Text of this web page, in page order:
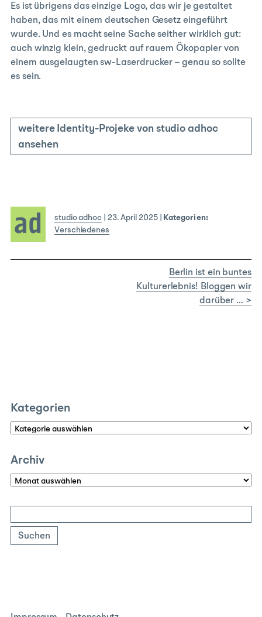
Es ist übrigens das einzige Logo, das wir je gestaltet
haben, das mit einem deutschen Gesetz eingeführt
wurde. Und es macht seine Sache seither wirklich gut:
auch winzig klein, gedruckt auf rauem Ökopapier von
einem ausgelaugten sw-Laserdrucker – genau so sollte
es sein.
weitere Identity-Projeke von studio adhoc
ansehen
studio adhoc 23. April 2025|
Kategorien:
Verschiedenes
Berlin ist ein buntes
Kulturerlebnis! Bloggen wir
darüber … >
Kategorien
Kategorien
Archiv
Archiv
nach: